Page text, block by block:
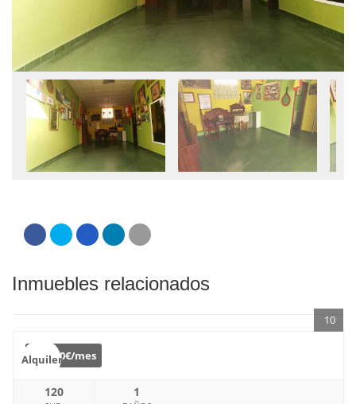
Inmuebles relacionados
10
Alquiler
€ 700€/mes
120 1